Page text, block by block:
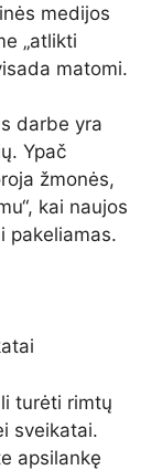
medijos
„atlikti
matomi.
darbe yra
Ypač
žmonės,
kai naujos
pakeliamas.
turėti rimtų
sveikatai.
apsilankę